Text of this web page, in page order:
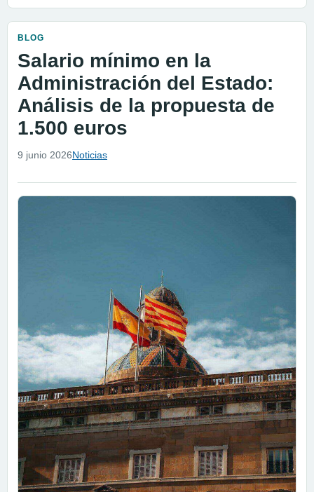
BLOG
Salario mínimo en la
Administración del Estado:
Análisis de la propuesta de
1.500 euros
9 junio 2026Noticias